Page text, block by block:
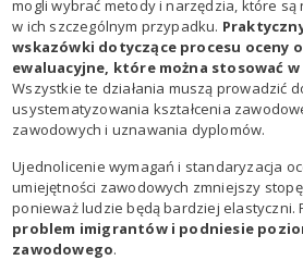
mogli wybrać metody i narzędzia, które
w ich szczególnym przypadku.
wskazówki dotyczące procesu oceny
ewaluacyjne, które można stosować
Wszystkie te działania muszą prowadzić
usystematyzowania kształcenia
zawodowych i uznawania dyplomów.
Ujednolicenie wymagań i standaryzacja
umiejętności zawodowych zmniejszy
ponieważ ludzie będą bardziej elastyczni.
problem imigrantów i podniesie
zawodowego.